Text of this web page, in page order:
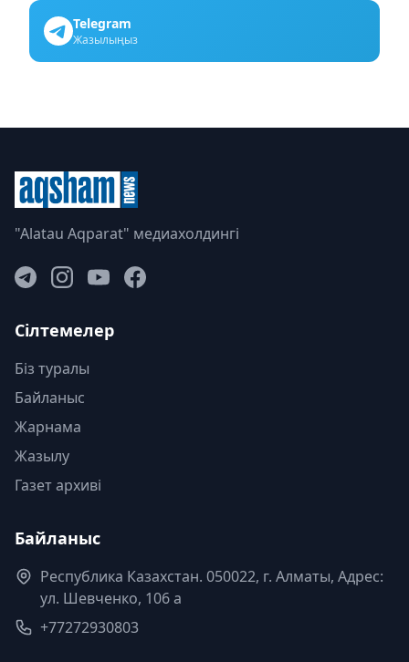
Telegram
Жазылыңыз
"Alatau Aqparat" медиахолдингі
Сілтемелер
Біз туралы
Байланыс
Жарнама
Жазылу
Газет архиві
Байланыс
Республика Казахстан. 050022, г. Алматы, Адрес:
ул. Шевченко, 106 а
+77272930803